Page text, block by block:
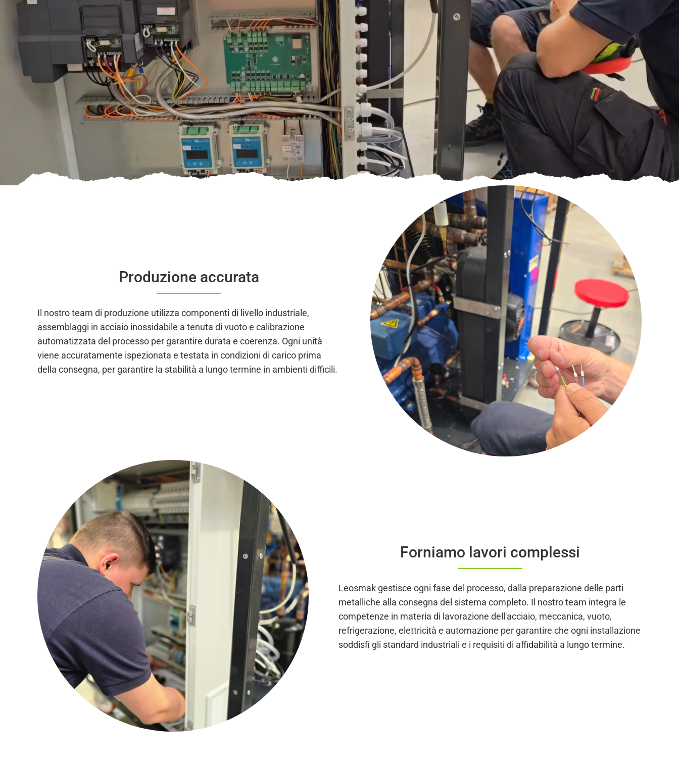
Produzione accurata
Il nostro team di produzione utilizza componenti di livello industriale,
assemblaggi in acciaio inossidabile a tenuta di vuoto e calibrazione
automatizzata del processo per garantire durata e coerenza. Ogni unità
viene accuratamente ispezionata e testata in condizioni di carico prima
della consegna, per garantire la stabilità a lungo termine in ambienti difficili.
Forniamo lavori complessi
Leosmak gestisce ogni fase del processo, dalla preparazione delle parti
metalliche alla consegna del sistema completo. Il nostro team integra le
competenze in materia di lavorazione dell'acciaio, meccanica, vuoto,
refrigerazione, elettricità e automazione per garantire che ogni installazione
soddisfi gli standard industriali e i requisiti di affidabilità a lungo termine.